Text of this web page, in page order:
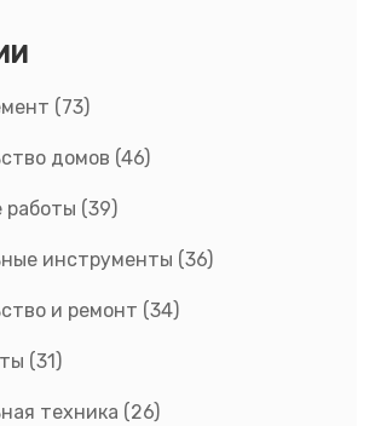
(73)
домов (46)
работы (39)
инструменты (36)
и ремонт (34)
(31)
техника (26)